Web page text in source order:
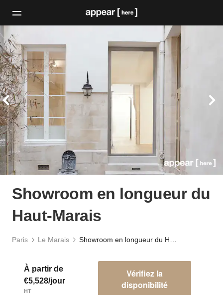
Showroom en longueur du
Haut-Marais
Paris Le Marais
À partir de
€5,528/jour
HT
Vérifiez la
disponibilité